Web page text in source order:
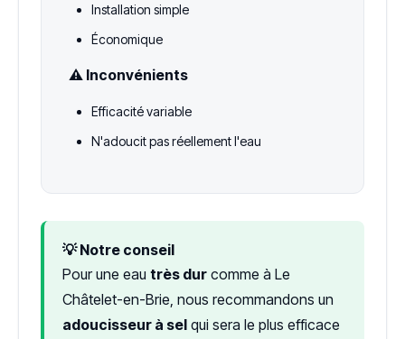
Installation simple
Économique
⚠️ Inconvénients
Efficacité variable
N'adoucit pas réellement l'eau
💡 Notre conseil
Pour une eau très dur comme à Le
Châtelet-en-Brie, nous recommandons un
adoucisseur à sel qui sera le plus efficace